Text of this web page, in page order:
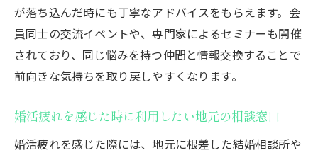
が落ち込んだ時にも丁寧なアドバイスをもらえます。会
員同士の交流イベントや、専門家によるセミナーも開催
されており、同じ悩みを持つ仲間と情報交換することで
前向きな気持ちを取り戻しやすくなります。
婚活疲れを感じた時に利用したい地元の相談窓口
婚活疲れを感じた際には、地元に根差した結婚相談所や